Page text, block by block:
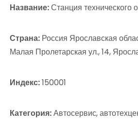
Название:Станция технического
Страна: Россия Ярославская
Малая Пролетарская ул., 14,
Индекс:150001
Категория:Автосервис,